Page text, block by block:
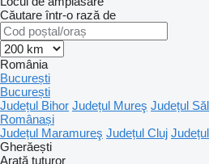
Căutare într-o rază de
România
București
București
Județul Bihor Județul Mureş Județul
Românași
Județul Maramureş Județul Cluj
Gherăești
Arată tuturor